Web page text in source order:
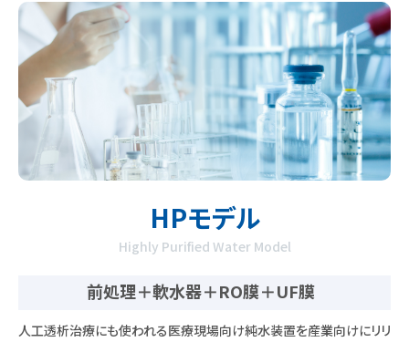
HPモデル
Highly Purified Water Model
前処理＋軟水器＋RO膜＋UF膜
人工透析治療にも使われる医療現場向け純水装置を産業向けにリリ